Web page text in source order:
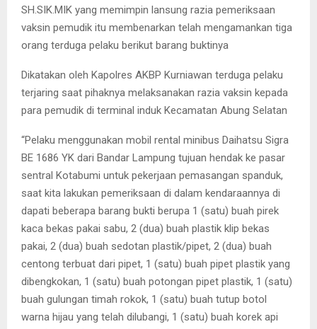
SH.SIK.MIK yang memimpin lansung razia pemeriksaan
vaksin pemudik itu membenarkan telah mengamankan tiga
orang terduga pelaku berikut barang buktinya
Dikatakan oleh Kapolres AKBP Kurniawan terduga pelaku
terjaring saat pihaknya melaksanakan razia vaksin kepada
para pemudik di terminal induk Kecamatan Abung Selatan
“Pelaku menggunakan mobil rental minibus Daihatsu Sigra
BE 1686 YK dari Bandar Lampung tujuan hendak ke pasar
sentral Kotabumi untuk pekerjaan pemasangan spanduk,
saat kita lakukan pemeriksaan di dalam kendaraannya di
dapati beberapa barang bukti berupa 1 (satu) buah pirek
kaca bekas pakai sabu, 2 (dua) buah plastik klip bekas
pakai, 2 (dua) buah sedotan plastik/pipet, 2 (dua) buah
centong terbuat dari pipet, 1 (satu) buah pipet plastik yang
dibengkokan, 1 (satu) buah potongan pipet plastik, 1 (satu)
buah gulungan timah rokok, 1 (satu) buah tutup botol
warna hijau yang telah dilubangi, 1 (satu) buah korek api